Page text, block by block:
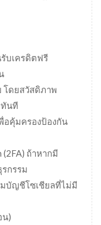
บเครดิตฟรี
โดยสวัสดิภาพ
นที
อคุ้มครองป้องกัน
ถ้าหากมี
รกรรม
บัญชีโซเชียลที่ไม่มี
น)